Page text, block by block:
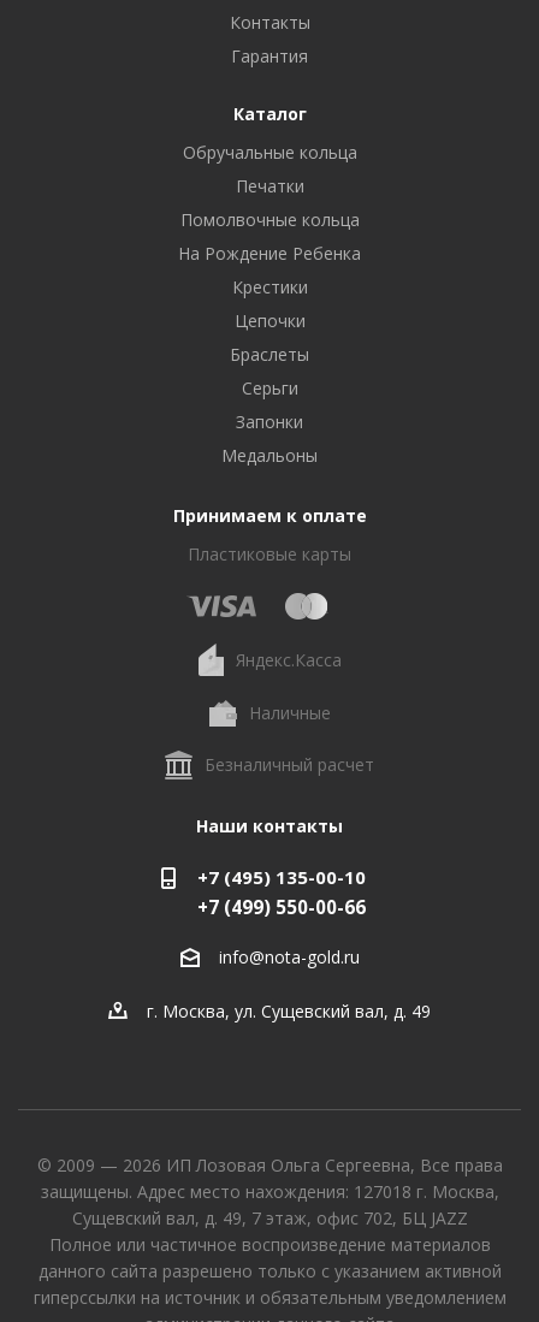
Контакты
Гарантия
Каталог
Обручальные кольца
Печатки
Помолвочные кольца
На Рождение Ребенка
Крестики
Цепочки
Браслеты
Серьги
Запонки
Медальоны
Принимаем к оплате
Пластиковые карты
Яндекс.Касса
Наличные
Безналичный расчет
Наши контакты
+7 (495) 135-00-10
+7 (499) 550-00-66
info@nota-gold.ru
г. Москва, ул. Сущевский вал, д. 49
© 2009 — 2026 ИП Лозовая Ольга Сергеевна, Все права
защищены. Адрес место нахождения: 127018 г. Москва,
Сущевский вал, д. 49, 7 этаж, офис 702, БЦ JAZZ
Полное или частичное воспроизведение материалов
данного сайта разрешено только с указанием активной
гиперссылки на источник и обязательным уведомлением